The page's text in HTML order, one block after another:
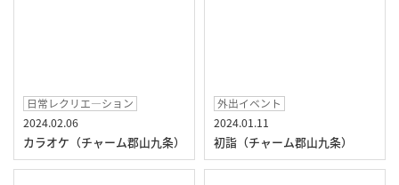
日常レクリエ―ション
2024.02.06
カラオケ（チャーム郡山九条）
外出イベント
2024.01.11
初詣（チャーム郡山九条）